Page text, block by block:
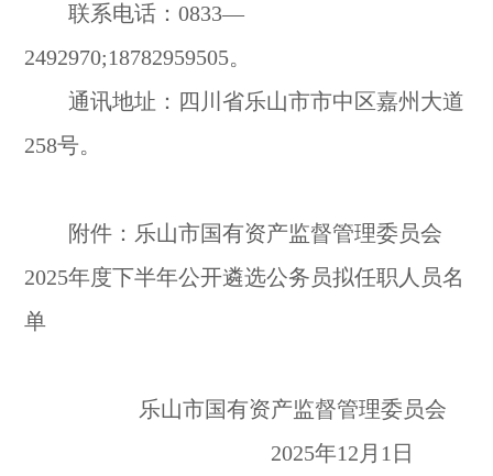
联系电话：0833—
2492970;18782959505。
通讯地址：四川省乐山市市中区嘉州大道
258号。
附件：乐山市国有资产监督管理委员会
2025年度下半年公开遴选公务员拟任职人员名
单
乐山市国有资产监督管理委员会
2025年12月1日